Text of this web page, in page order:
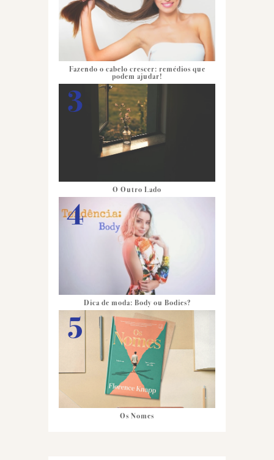
Fazendo o cabelo crescer: remédios que
podem ajudar!
O Outro Lado
Dica de moda: Body ou Bodies?
Os Nomes